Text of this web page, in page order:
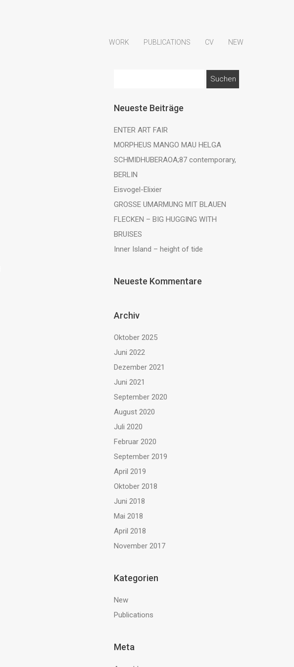
WORK PUBLICATIONS CV NEW
Neueste Beiträge
ENTER ART FAIR
MORPHEUS MANGO MAU HELGA
SCHMIDHUBERAOA;87 contemporary,
BERLIN
Eisvogel-Elixier
GROSSE UMARMUNG MIT BLAUEN
FLECKEN – BIG HUGGING WITH
BRUISES
Inner Island – height of tide
Neueste Kommentare
Archiv
Oktober 2025
Juni 2022
Dezember 2021
Juni 2021
September 2020
August 2020
Juli 2020
Februar 2020
September 2019
April 2019
Oktober 2018
Juni 2018
Mai 2018
April 2018
November 2017
Kategorien
New
Publications
Meta